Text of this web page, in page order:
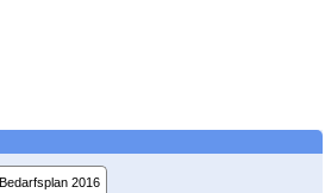
Bedarfsplan 2016